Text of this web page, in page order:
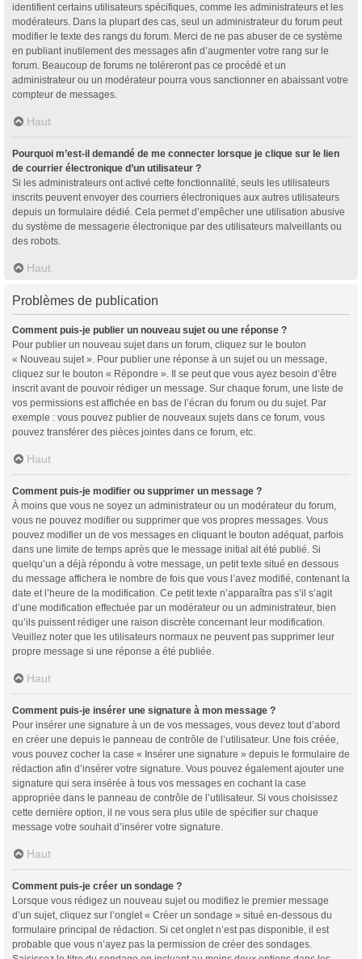
identifient certains utilisateurs spécifiques, comme les administrateurs et les
modérateurs. Dans la plupart des cas, seul un administrateur du forum peut
modifier le texte des rangs du forum. Merci de ne pas abuser de ce système
en publiant inutilement des messages afin d’augmenter votre rang sur le
forum. Beaucoup de forums ne toléreront pas ce procédé et un
administrateur ou un modérateur pourra vous sanctionner en abaissant votre
compteur de messages.
Haut
Pourquoi m’est-il demandé de me connecter lorsque je clique sur le lien
de courrier électronique d’un utilisateur ?
Si les administrateurs ont activé cette fonctionnalité, seuls les utilisateurs
inscrits peuvent envoyer des courriers électroniques aux autres utilisateurs
depuis un formulaire dédié. Cela permet d’empêcher une utilisation abusive
du système de messagerie électronique par des utilisateurs malveillants ou
des robots.
Haut
Problèmes de publication
Comment puis-je publier un nouveau sujet ou une réponse ?
Pour publier un nouveau sujet dans un forum, cliquez sur le bouton
« Nouveau sujet ». Pour publier une réponse à un sujet ou un message,
cliquez sur le bouton « Répondre ». Il se peut que vous ayez besoin d’être
inscrit avant de pouvoir rédiger un message. Sur chaque forum, une liste de
vos permissions est affichée en bas de l’écran du forum ou du sujet. Par
exemple : vous pouvez publier de nouveaux sujets dans ce forum, vous
pouvez transférer des pièces jointes dans ce forum, etc.
Haut
Comment puis-je modifier ou supprimer un message ?
À moins que vous ne soyez un administrateur ou un modérateur du forum,
vous ne pouvez modifier ou supprimer que vos propres messages. Vous
pouvez modifier un de vos messages en cliquant le bouton adéquat, parfois
dans une limite de temps après que le message initial ait été publié. Si
quelqu’un a déjà répondu à votre message, un petit texte situé en dessous
du message affichera le nombre de fois que vous l’avez modifié, contenant la
date et l’heure de la modification. Ce petit texte n’apparaîtra pas s’il s’agit
d’une modification effectuée par un modérateur ou un administrateur, bien
qu’ils puissent rédiger une raison discrète concernant leur modification.
Veuillez noter que les utilisateurs normaux ne peuvent pas supprimer leur
propre message si une réponse a été publiée.
Haut
Comment puis-je insérer une signature à mon message ?
Pour insérer une signature à un de vos messages, vous devez tout d’abord
en créer une depuis le panneau de contrôle de l’utilisateur. Une fois créée,
vous pouvez cocher la case « Insérer une signature » depuis le formulaire de
rédaction afin d’insérer votre signature. Vous pouvez également ajouter une
signature qui sera insérée à tous vos messages en cochant la case
appropriée dans le panneau de contrôle de l’utilisateur. Si vous choisissez
cette dernière option, il ne vous sera plus utile de spécifier sur chaque
message votre souhait d’insérer votre signature.
Haut
Comment puis-je créer un sondage ?
Lorsque vous rédigez un nouveau sujet ou modifiez le premier message
d’un sujet, cliquez sur l’onglet « Créer un sondage » situé en-dessous du
formulaire principal de rédaction. Si cet onglet n’est pas disponible, il est
probable que vous n’ayez pas la permission de créer des sondages.